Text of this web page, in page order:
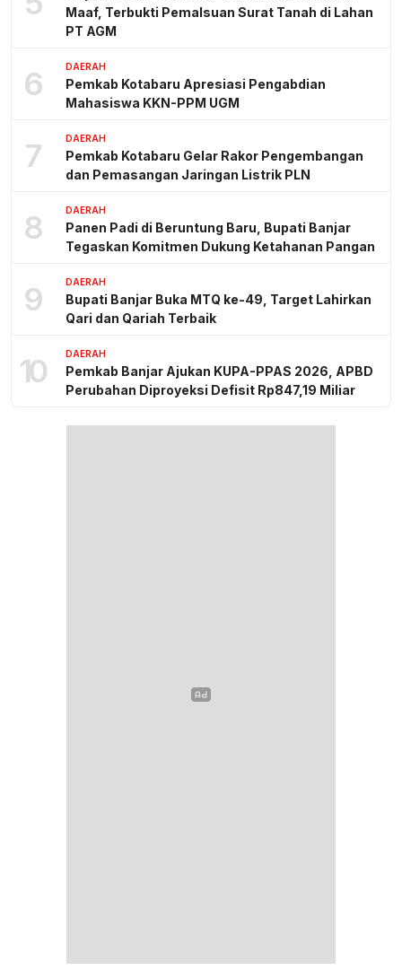
Maaf, Terbukti Pemalsuan Surat Tanah di Lahan
PT AGM
6 DAERAH
Pemkab Kotabaru Apresiasi Pengabdian
Mahasiswa KKN-PPM UGM
7 DAERAH
Pemkab Kotabaru Gelar Rakor Pengembangan
dan Pemasangan Jaringan Listrik PLN
8 DAERAH
Panen Padi di Beruntung Baru, Bupati Banjar
Tegaskan Komitmen Dukung Ketahanan Pangan
9 DAERAH
Bupati Banjar Buka MTQ ke-49, Target Lahirkan
Qari dan Qariah Terbaik
10 DAERAH
Pemkab Banjar Ajukan KUPA-PPAS 2026, APBD
Perubahan Diproyeksi Defisit Rp847,19 Miliar